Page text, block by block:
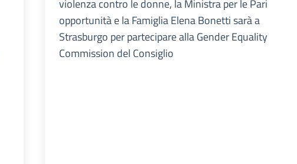
violenza contro le donne, la Ministra per le Pari
opportunità e la Famiglia Elena Bonetti sarà a
Strasburgo per partecipare alla Gender Equality
Commission del Consiglio